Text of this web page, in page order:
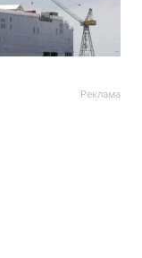
Реклама